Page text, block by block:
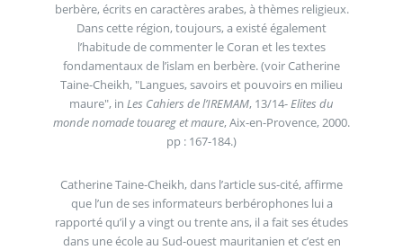
berbère, écrits en caractères arabes, à thèmes religieux.
Dans cette région, toujours, a existé également
l’habitude de commenter le Coran et les textes
fondamentaux de l’islam en berbère. (voir Catherine
Taine-Cheikh, "Langues, savoirs et pouvoirs en milieu
maure", in Les Cahiers de l’IREMAM, 13/14-Elites du
monde nomade touareg et maure, Aix-en-Provence, 2000.
pp : 167-184.)
Catherine Taine-Cheikh, dans l’article sus-cité, affirme
que l’un de ses informateurs berbérophones lui a
rapporté qu’il y a vingt ou trente ans, il a fait ses études
dans une école au Sud-ouest mauritanien et c’est en